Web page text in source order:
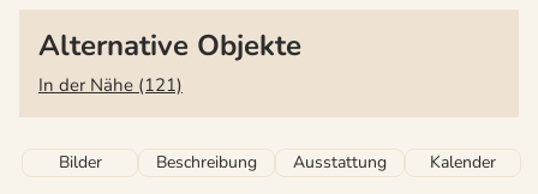
Alternative Objekte
In der Nähe (121)
Bilder Beschreibung Ausstattung Kalender